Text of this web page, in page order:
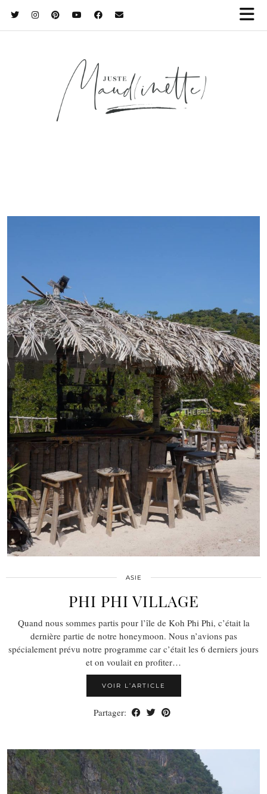
ASIE
PHI PHI VILLAGE
Quand nous sommes partis pour l’île de Koh Phi Phi, c’était la
dernière partie de notre honeymoon. Nous n’avions pas
spécialement prévu notre programme car c’était les 6 derniers jours
et on voulait en profiter…
VOIR L’ARTICLE
Partager: